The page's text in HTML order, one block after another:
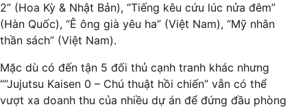
2” (Hoa Kỳ & Nhật Bản), “Tiếng kêu cứu lúc nửa đêm”
(Hàn Quốc), “Ê ông già yêu ha” (Việt Nam), “Mỹ nhân
thần sách” (Việt Nam).
Mặc dù có đến tận 5 đối thủ cạnh tranh khác nhưng
“”Jujutsu Kaisen 0 – Chú thuật hồi chiến” vẫn có thể
vượt xa doanh thu của nhiều dự án để đứng đầu phòng